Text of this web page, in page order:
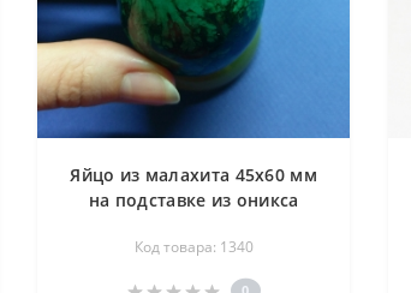
Яйцо из малахита 45х60 мм
на подставке из оникса
Код товара: 1340